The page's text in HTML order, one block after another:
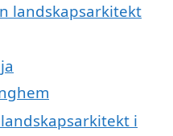
landskapsarkitekt
i